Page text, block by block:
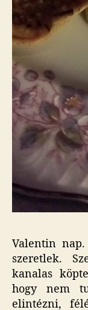
Valentin
szeretlek.
kanalas
hogy nem
elintézni,